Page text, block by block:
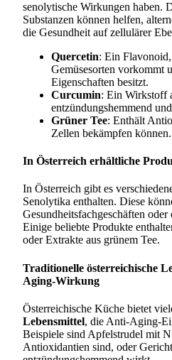
senolytische Wirkungen haben.
Substanzen können helfen,
die Gesundheit auf zellulärer
Quercetin: Ein
Gemüsesorten vorkommt
Eigenschaften besitzt.
Curcumin: Ein Wirkstoff
entzündungshemmend
Grüner Tee: Enthält
Zellen bekämpfen können.
In Österreich erhältliche
In Österreich gibt es
Senolytika enthalten. Diese
Gesundheitsfachgeschäften
Einige beliebte Produkte
oder Extrakte aus grünem Tee.
Traditionelle österreichische
Aging-Wirkung
Österreichische Küche bietet
Lebensmittel, die Anti-Aging-
Beispiele sind Apfelstrudel mit
Antioxidantien sind, oder